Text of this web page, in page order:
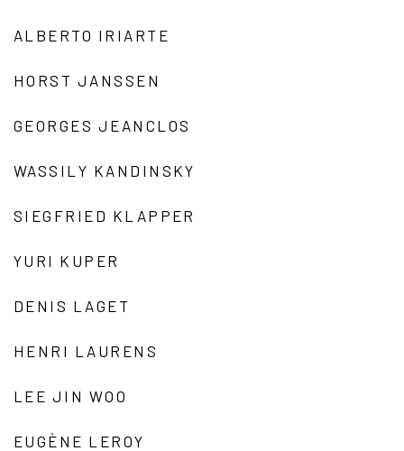
ALBERTO IRIARTE
HORST JANSSEN
GEORGES JEANCLOS
WASSILY KANDINSKY
SIEGFRIED KLAPPER
YURI KUPER
DENIS LAGET
HENRI LAURENS
LEE JIN WOO
EUGÈNE LEROY